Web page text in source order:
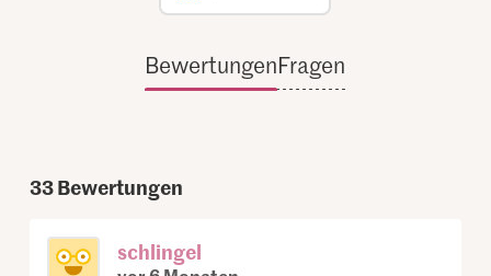
BewertungenFragen
33Bewertungen
schlingel